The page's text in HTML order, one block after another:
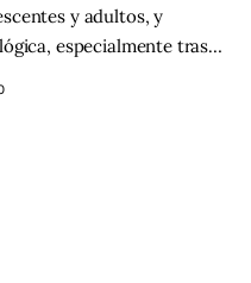
y adultos, y
especialmente tras…